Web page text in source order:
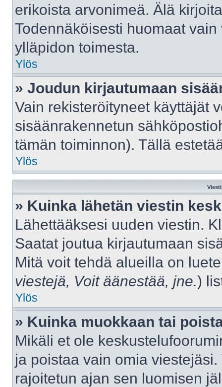
erikoista arvonimeä. Älä
Todennäköisesti huomaat
ylläpidon toimesta.
Ylös
» Joudun kirjautumaan
Vain rekisteröityneet käyttäjät
sisäänrakennetun
tämän toiminnon). Tällä
Ylös
» Kuinka lähetän viestin
Lähettääksesi uuden viestin.
Saatat joutua kirjautumaan
Mitä voit tehdä alueilla on
viestejä, Voit äänestää, jne.)
Ylös
» Kuinka muokkaan tai
Mikäli et ole
ja poistaa vain omia
rajoitetun ajan sen luomisen